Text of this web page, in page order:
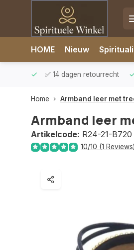
HOME Nieuw
✅ 14 dagen retourrecht
Home Armband leer met
Armband leer
Artikelcode: R24-21-
10/10 (1 Reviews)